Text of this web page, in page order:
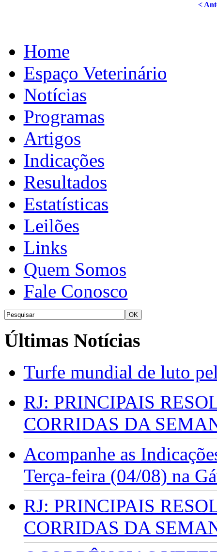
<
Home
Espaço Veterinário
Notícias
Programas
Artigos
Indicações
Resultados
Estatísticas
Leilões
Links
Quem Somos
Fale Conosco
Últimas Notícias
Turfe mundial de luto
RJ: PRINCIPAIS
CORRIDAS DA
Acompanhe as
Terça-feira (04/08) na
RJ: PRINCIPAIS
CORRIDAS DA